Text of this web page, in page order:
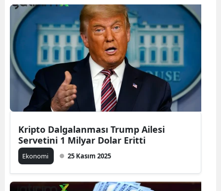
Kripto Dalgalanması Trump Ailesi
Servetini 1 Milyar Dolar Eritti
Ekonomi 25 Kasım 2025